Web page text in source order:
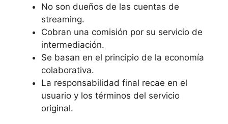
No son dueños de las cuentas de
streaming.
Cobran una comisión por su servicio de
intermediación.
Se basan en el principio de la economía
colaborativa.
La responsabilidad final recae en el
usuario y los términos del servicio
original.